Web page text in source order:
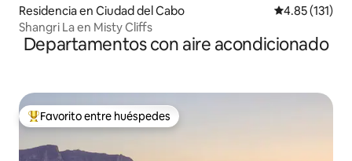
Residencia en Ciudad del Cabo Calificación
4.85 (131)
Shangri La en Misty Cliffs
Departamentos con aire acondicionado
De los mejores en Favorito entre huéspedes
Favorito entre huéspedes